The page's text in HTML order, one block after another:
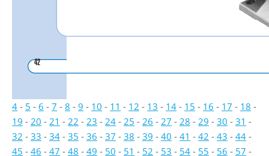
42
4 - 5 - 6 - 7 - 8 - 9 - 10 - 11 - 12 - 13 - 14 - 15 - 16 - 17 - 18 -
19 - 20 - 21 - 22 - 23 - 24 - 25 - 26 - 27 - 28 - 29 - 30 - 31 -
32 - 33 - 34 - 35 - 36 - 37 - 38 - 39 - 40 - 41 - 42 - 43 - 44 -
45 - 46 - 47 - 48 - 49 - 50 - 51 - 52 - 53 - 54 - 55 - 56 - 57 -